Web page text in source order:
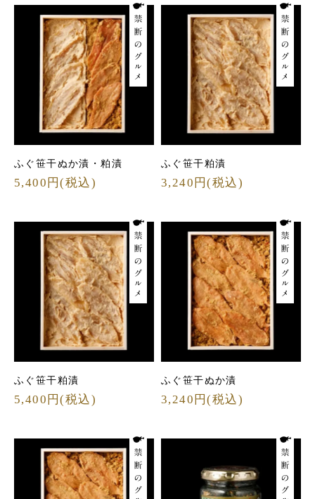
ふぐ笹干ぬか漬・粕漬
5,400円(税込)
ふぐ笹干粕漬
3,240円(税込)
ふぐ笹干粕漬
5,400円(税込)
ふぐ笹干ぬか漬
3,240円(税込)